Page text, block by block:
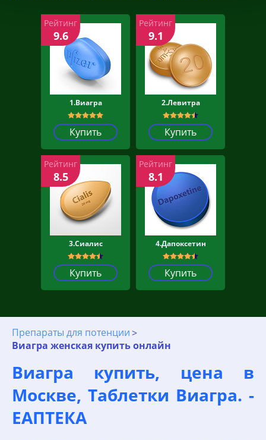
1.Виагра
Купить
Рейтинг
9.6
2.Левитра
Купить
Рейтинг
9.1
3.Сиалис
Купить
Рейтинг
8.5
4.Дапоксетин
Купить
Рейтинг
8.1
Препараты для потенции
Виагра женская купить онлайн
Виагра купить, цена в
Москве, Таблетки Виагра. -
ЕАПТЕКА